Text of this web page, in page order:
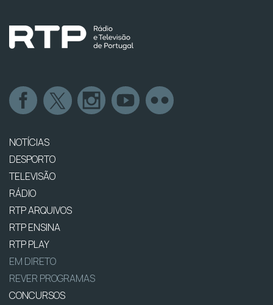
NOTÍCIAS
DESPORTO
TELEVISÃO
RÁDIO
RTP ARQUIVOS
RTP ENSINA
RTP PLAY
EM DIRETO
REVER PROGRAMAS
CONCURSOS